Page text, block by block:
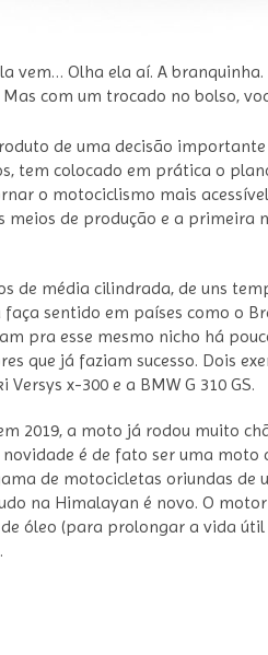
vem… Olha ela aí. A
Mas com um trocado no bolso,
de uma decisão
tem colocado em prática o
o motociclismo mais
meios de produção e a primeira
de média cilindrada, de uns
sentido em países como o
pra esse mesmo nicho há
que já faziam sucesso. Dois
x-300 e a BMW G 310 GS.
2019, a moto já rodou muito
é de fato ser uma
de motocicletas oriundas de
na Himalayan é novo. O
óleo (para prolongar a vida